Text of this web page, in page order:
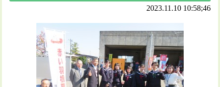
2023.11.10 10:58;46